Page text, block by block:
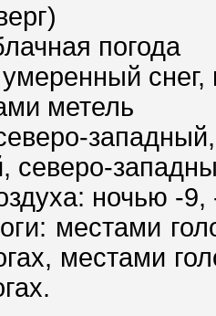
погода
метель
северо-
ночью -
местами
местами